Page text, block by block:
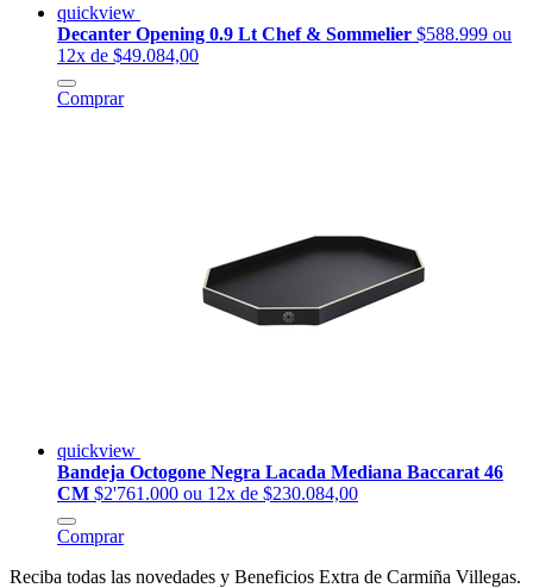
quickview
Decanter Opening 0.9 Lt Chef & Sommelier $588.999 ou
12x de $49.084,00
Comprar
quickview
Bandeja Octogone Negra Lacada Mediana Baccarat 46
CM $2'761.000 ou 12x de $230.084,00
Comprar
Reciba todas las novedades y Beneficios Extra de Carmiña Villegas.